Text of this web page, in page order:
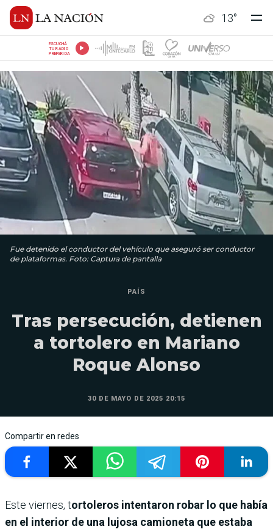
13°
ESCUCHÁ
TU RADIO
PREFERIDA
Fue detenido el conductor del vehículo que aseguró ser conductor
de plataformas. Foto: Captura de pantalla
PAÍS
Tras persecución, detienen
a tortolero en Mariano
Roque Alonso
30 DE MAYO DE 2025 20:15
Compartir en redes
Este viernes, tortoleros intentaron robar lo que había
en el interior de una lujosa camioneta que estaba